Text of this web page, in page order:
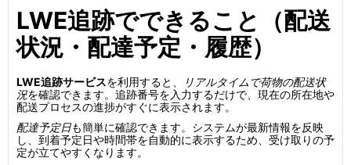
LWE追跡でできること（配送
状況・配達予定・履歴）
LWE追跡サービスを利用すると、
リアルタイムで荷物の配送状
況を確認できます。追跡番号を入力するだけで、現在の所在地や
配送プロセスの進捗がすぐに表示されます。
配達予定日も簡単に確認できます。システムが最新情報を反映
し、到着予定日や時間帯を自動的に表示するため、受け取りの予
定が立てやすくなります。